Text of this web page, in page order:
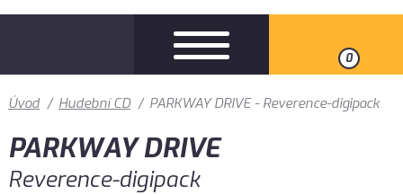
0
Úvod / Hudební CD / PARKWAY DRIVE - Reverence-digipack
PARKWAY DRIVE
Reverence-digipack